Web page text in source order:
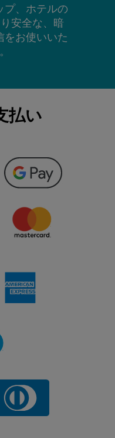
プ、ホテルの
安全な、暗
をお使いいた
払い